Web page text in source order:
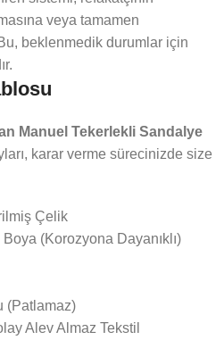
veya tamamen
beklenmedik durumlar için
Manuel Tekerlekli Sandalye
karar verme sürecinizde size
Çelik
(Korozyona Dayanıklı)
(Patlamaz)
Alev Almaz Tekstil